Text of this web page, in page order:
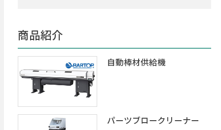
商品紹介
自動棒材供給機
パーツブロークリーナー